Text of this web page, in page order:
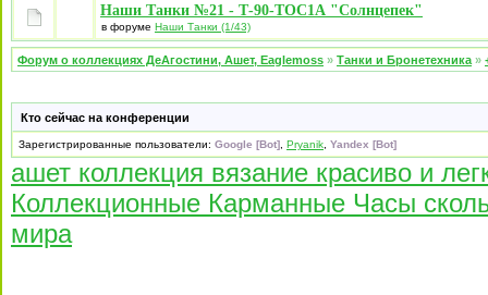
Наши Танки №21 - Т-90-ТОС1А "Солнцепек"
в форуме Наши Танки (1/43)
Форум о коллекциях ДеАгостини, Ашет, Eaglemoss » Танки и Бронетехника »
Кто сейчас на конференции
Зарегистрированные пользователи: Google [Bot] Pryanik Yandex [Bot]
ашет коллекция вязание красиво и
Коллекционные Карманные Часы
мира